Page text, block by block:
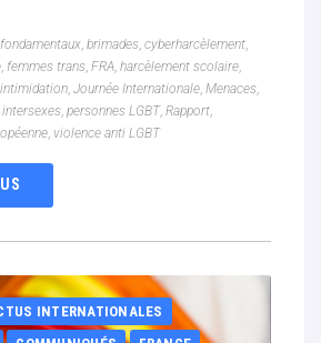
, brimades, cyberharcèlement,
, femmes trans, FRA, harcèlement scolaire,
intimidation, Journée Internationale, Menaces,
, personnes LGBT, Rapport,
, violence anti LGBT
INTERNATIONALES